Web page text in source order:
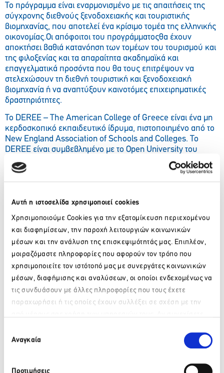
Αυτή η ιστοσελίδα χρησιμοποιεί cookies
Χρησιμοποιούμε Cookies για την εξατομίκευση περιεχομένου
και διαφημίσεων, την παροχή λειτουργιών κοινωνικών
μέσων και την ανάλυση της επισκεψιμότητάς μας. Επιπλέον,
μοιραζόμαστε πληροφορίες που αφορούν τον τρόπο που
χρησιμοποιείτε τον ιστότοπό μας με συνεργάτες κοινωνικών
μέσων, διαφήμισης και αναλύσεων, οι οποίοι ενδεχομένως να
τις συνδυάσουν με άλλες πληροφορίες που τους έχετε
παραχωρήσει ή τις οποίες έχουν συλλέξει σε σχέση με την
των Cookies μας.
συγκατάθεσης
Αναγκαία
Προτιμήσεις
Το πρόγραμμα είναι εναρμονισμένο με τις απαιτήσεις της
σύγχρονης διεθνούς ξενοδοχειακής και τουριστικής
βιομηχανίας, που αποτελεί ένα κρίσιμο τομέα της ελληνικής
οικονομίας.Οι απόφοιτοι του προγράμματοςθα έχουν
αποκτήσει βαθιά κατανόηση των τομέων του τουρισμού και
της φιλοξενίας και τα απαραίτητα ακαδημαϊκά και
επαγγελματικά προσόντα που θα τους επιτρέψουν να
στελεχώσουν τη διεθνή τουριστική και ξενοδοχειακή
βιομηχανία ή να αναπτύξουν καινοτόμες επιχειρηματικές
δραστηριότητες.
Το DEREE – Τhe American College of Greece είναι ένα μη
κερδοσκοπικό εκπαιδευτικό ίδρυμα, πιστοποιημένο από το
New England Association of Schools and Colleges. Το
DEREE είναι συμβεβλημένο με το Open University του
Ηνωμένου Βασιλείου ως το μοναδικό εκπαιδευτικό ίδρυμα
στην Ελλάδα που προσφέρει προγράμματα που οδηγούν σε
πιστοποιημένα πτυχία από το Open University.
Το Κολλέγιο προσφέρει 21 προπτυχιακά τμήματα σπουδών
πάνω από 1.000 μαθήματα κάθε χρόνο, ώστε να εξασφαλίσει
στους σπουδαστές του τις κατάλληλες ακαδημαϊκές
ευκαιρίες.
Πάνω από 3.000 σπουδαστές που προέρχονται από
περισσότερες από 55 χώρες παρακολουθούν τα
προγράμματα του Κολλεγίου, το οποίο έχει πάνω από
33.000 απόφοιτους.
LinkedIn